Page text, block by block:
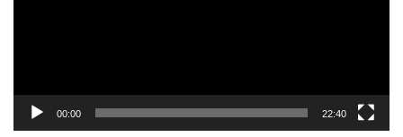
00:00 22:40